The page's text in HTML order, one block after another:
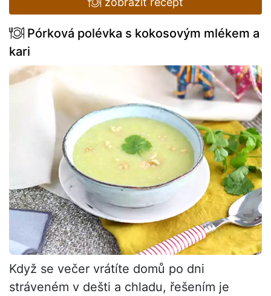
Pórková polévka s kokosovým mlékem a
kari
Když se večer vrátíte domů po dni
stráveném v dešti a chladu, řešením je